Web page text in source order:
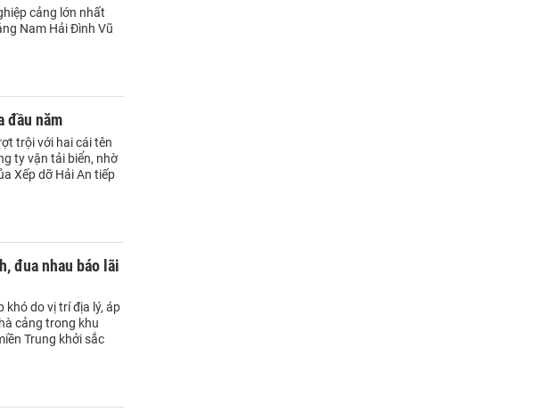
cảng lớn nhất
Nam Hải Đình Vũ
đầu năm
trội với hai cái tên
ty vận tải biển, nhờ
Xếp dỡ Hải An tiếp
đua nhau báo lãi
khó do vị trí địa lý, áp
cảng trong khu
Trung khởi sắc